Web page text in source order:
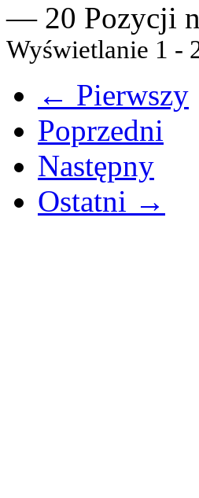
— 20 Pozycji
Wyświetlanie 1 -
← Pierwszy
Poprzedni
Następny
Ostatni →